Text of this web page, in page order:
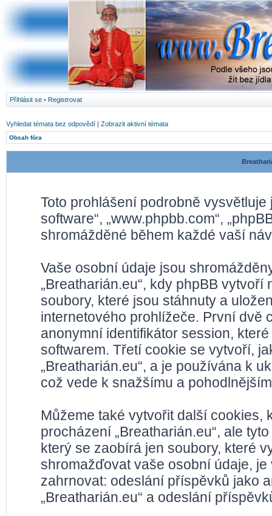
Přihlásit se • Registrovat
Vyhledat témata bez odpovědí | Zobrazit aktivní témata
Obsah fóra
Toto prohlášení podrobně vysvětluje
software“, „www.phpbb.com“,
shromážděné během každé vaší
Vaše osobní údaje jsou
„Breatharián.eu“, kdy phpBB
soubory, které jsou stáhnuty a
internetového prohlížeče. První dvě
anonymní identifikátor session,
softwarem. Třetí cookie se vytvoří,
„Breatharián.eu“, a je používána k
což vede k snažšímu a
Můžeme také vytvořit další cookies,
procházení „Breatharián.eu“, ale
který se zaobírá jen soubory, které
shromažďovat vaše osobní údaje,
zahrnovat: odeslání příspěvků jako
„Breatharián.eu“ a odeslání